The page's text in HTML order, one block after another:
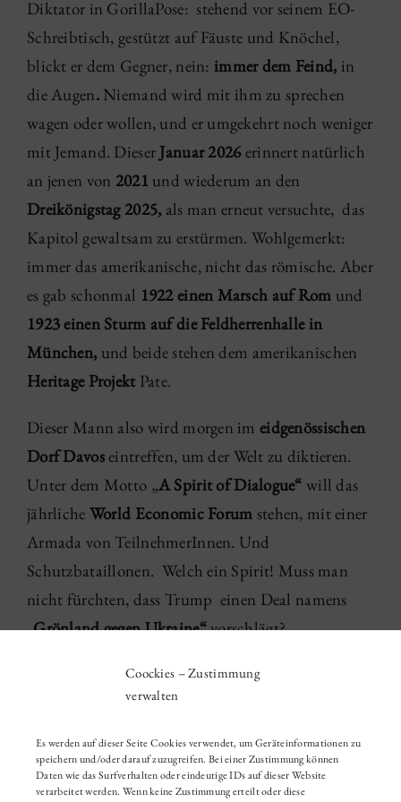
Coockies – Zustimmung
verwalten
Es werden auf dieser Seite Cookies verwendet, um Geräteinformationen zu
speichern und/oder darauf zuzugreifen. Bei einer Zustimmung können
Daten wie das Surfverhalten oder eindeutige IDs auf dieser Website
verarbeitet werden. Wenn keine Zustimmung erteilt oder diese
Diktator in GorillaPose: stehend vor seinem EO-
Schreibtisch, gestützt auf Fäuste und Knöchel,
blickt er dem Gegner, nein: immer dem Feind, in
die Augen.Niemand wird mit ihm zu sprechen
wagen oder wollen, und er umgekehrt noch weniger
mit Jemand. Dieser Januar 2026erinnert natürlich
an jenen von 2021und wiederum an den
Dreikönigstag 2025, als man erneut versuchte, das
Kapitol gewaltsam zu erstürmen. Wohlgemerkt:
immer das amerikanische, nicht das römische. Aber
es gab schonmal 1922 einen Marsch auf Rom und
1923 einen Sturm auf die Feldherrenhalle in
München, und beide stehen dem amerikanischen
Heritage ProjektPate.
Dieser Mann also wird morgen imeidgenössischen
Dorf Davoseintreffen, um der Welt zu diktieren.
Unter dem Motto „A Spirit of Dialogue“ will das
jährliche World Economic Forum stehen, mit einer
Armada von TeilnehmerInnen. Und
Schutzbataillonen. Welch ein Spirit! Muss man
nicht fürchten, dass Trump einen Deal namens
„Grönland gegen Ukraine“vorschlägt?